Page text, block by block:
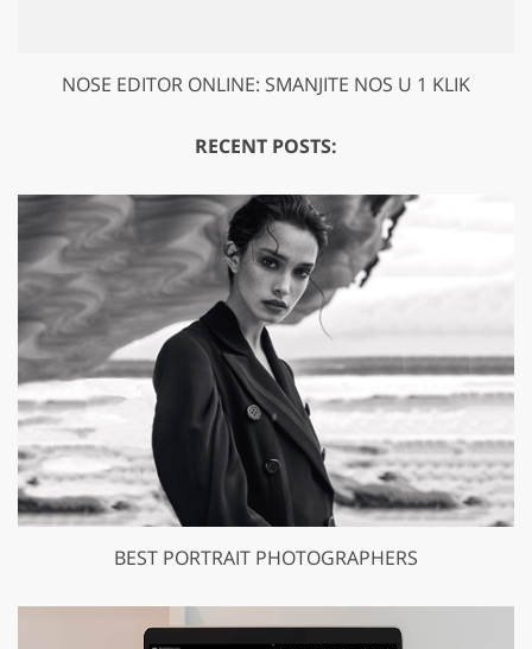
NOSE EDITOR ONLINE: SMANJITE NOS U 1 KLIK
RECENT POSTS:
BEST PORTRAIT PHOTOGRAPHERS